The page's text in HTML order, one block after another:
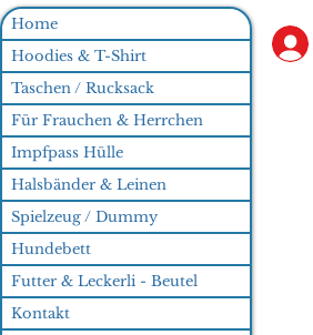
Home
Hoodies & T-Shirt
Taschen / Rucksack
Für Frauchen & Herrchen
Impfpass Hülle
Halsbänder & Leinen
Spielzeug / Dummy
Hundebett
Futter & Leckerli - Beutel
Kontakt